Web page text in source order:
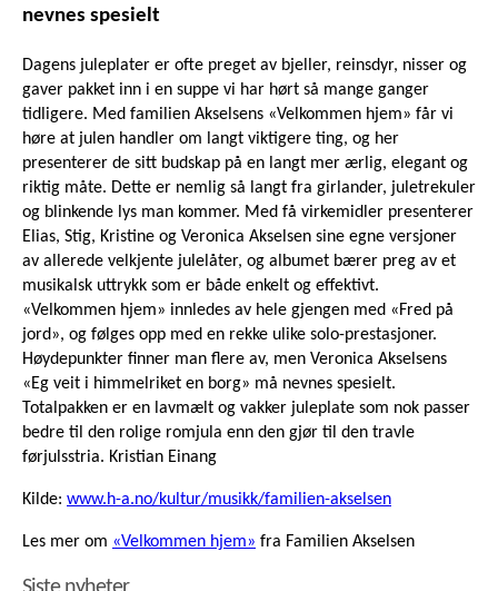
nevnes spesielt
Dagens juleplater er ofte preget av bjeller, reinsdyr, nisser og
gaver pakket inn i en suppe vi har hørt så mange ganger
tidligere. Med familien Akselsens «Velkommen hjem» får vi
høre at julen handler om langt viktigere ting, og her
presenterer de sitt budskap på en langt mer ærlig, elegant og
riktig måte. Dette er nemlig så langt fra girlander, juletrekuler
og blinkende lys man kommer. Med få virkemidler presenterer
Elias, Stig, Kristine og Veronica Akselsen sine egne versjoner
av allerede velkjente julelåter, og albumet bærer preg av et
musikalsk uttrykk som er både enkelt og effektivt.
«Velkommen hjem» innledes av hele gjengen med «Fred på
jord», og følges opp med en rekke ulike solo-prestasjoner.
Høydepunkter finner man flere av, men Veronica Akselsens
«Eg veit i himmelriket en borg» må nevnes spesielt.
Totalpakken er en lavmælt og vakker juleplate som nok passer
bedre til den rolige romjula enn den gjør til den travle
førjulsstria. Kristian Einang
Kilde: www.h-a.no/kultur/musikk/familien-akselsen
Les mer om «Velkommen hjem» fra Familien Akselsen